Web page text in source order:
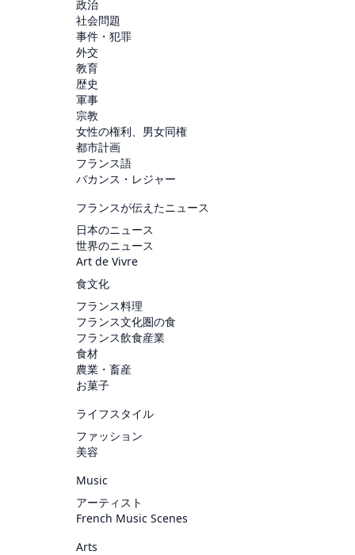
政治
社会問題
事件・犯罪
外交
教育
歴史
軍事
宗教
女性の権利、男女同権
都市計画
フランス語
バカンス・レジャー
フランスが伝えたニュース
日本のニュース
世界のニュース
Art de Vivre
食文化
フランス料理
フランス文化圏の食
フランス飲食産業
食材
農業・畜産
お菓子
ライフスタイル
ファッション
美容
Music
アーティスト
French Music Scenes
Arts